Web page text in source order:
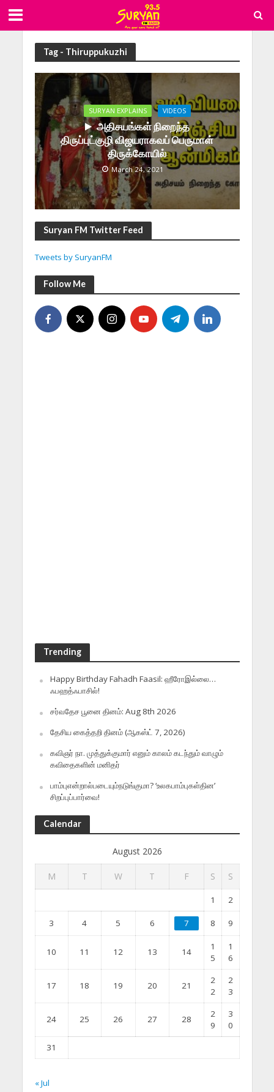
Tag - Thiruppukuzhi
SURYAN EXPLAINS VIDEOS
அதிசயங்கள் நிறைந்த
திருப்புட்குழி விஜயராகவப் பெருமாள்
திருக்கோயில்
March 24, 2021
Suryan FM Twitter Feed
Tweets by SuryanFM
Follow Me
Trending
Happy Birthday Fahadh Faasil: ஹீரோஇல்லை…
ஃபஹத்ஃபாசில்!
சர்வதேச பூனை தினம்: Aug 8th 2026
தேசிய கைத்தறி தினம் (ஆகஸ்ட் 7, 2026)
கவிஞர் நா. முத்துக்குமார் எனும் காலம் கடந்தும் வாழும்
கவிதைகளின் மனிதர்
பாம்புஎன்றால்படையும்நடுங்குமா? ‘உலகபாம்புகள்தின’
சிறப்புப்பார்வை!
Calendar
August 2026
M T W T F S S
1 2
3 4 5 6 7 8 9
10 11 12 13 14
1
5
1
6
17 18 19 20 21
2
2
2
3
24 25 26 27 28
2
9
3
0
31
« Jul